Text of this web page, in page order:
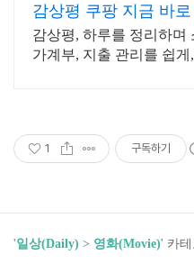
감상평 쿠팡 지금 바
감상평, 하루를 정리하며
가계부, 지출 관리를 쉽
1 구독하기
'일상(Daily) > 영화(Movie)' 카